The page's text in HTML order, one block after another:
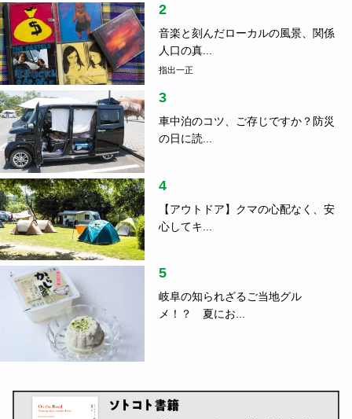
2
音楽と刻んだローカルの風景、関係
人口の真...
指出一正
3
車中泊のコツ、ご存じですか？防災
の日に読...
4
【アウトドア】クマの心配なく、安
心してキ...
5
岐阜の知られざるご当地グル
メ！？ 夏にお...